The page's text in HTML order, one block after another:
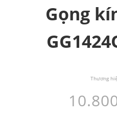
Gọng
Thương